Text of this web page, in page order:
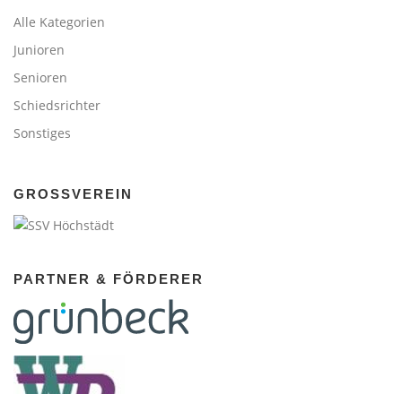
Alle Kategorien
Junioren
Senioren
Schiedsrichter
Sonstiges
GROSSVEREIN
PARTNER & FÖRDERER